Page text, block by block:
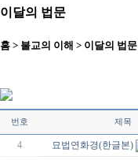
이달의 법문
홈 > 불교의 이해 > 이달의 법문
번호 제목
4 묘법연화경(한글본)